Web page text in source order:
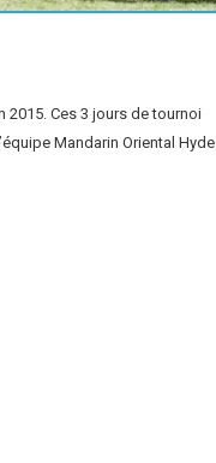
2015. Ces 3 jours de tournoi
Mandarin Oriental Hyde